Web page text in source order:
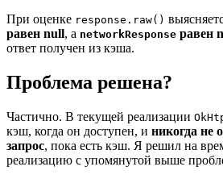
При оценке response.raw()
равен null, а networkResponse равен
ответ получен из кэша.
Проблема решена?
Частично. В текущей реализации
кэш, когда он доступен, и никогда не
запрос, пока есть кэш. Я решил на
реализацию с упомянутой выше